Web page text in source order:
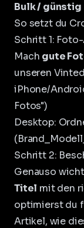
Bulk / günstig
So setzt du
Schritt 1:
Mach gute
unseren
iPhone/
Fotos")
Desktop:
Schritt 2:
Genauso
Titel mit den
optimierst du
Artikel, wie